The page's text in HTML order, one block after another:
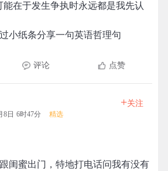
能在于发生争执时永远都是我先认
小纸条分享一句英语哲理句
评论 点赞
8日 6时47分 精选
+关注
闺蜜出门，特地打电话问我有没有